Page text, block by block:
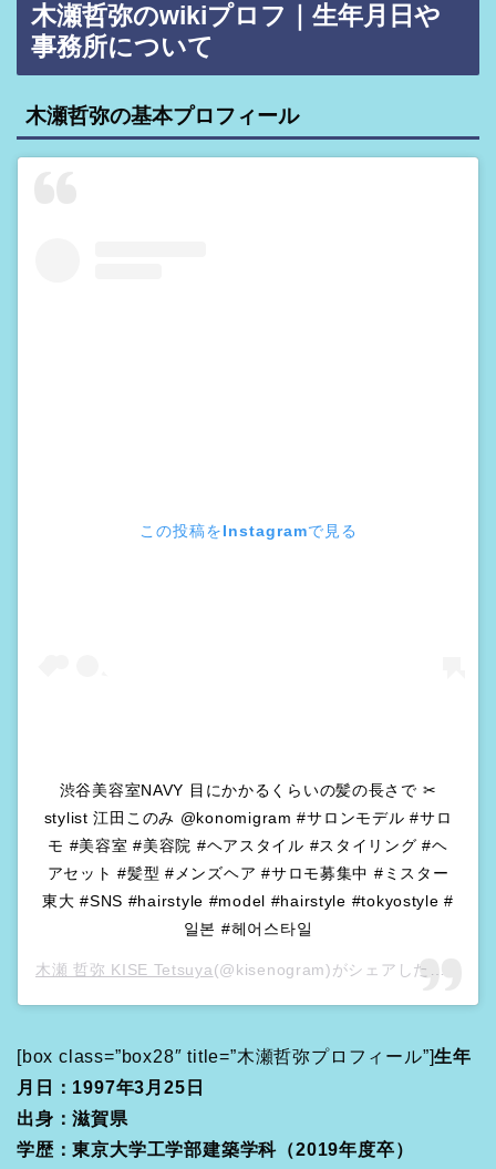
木瀬哲弥のwikiプロフ｜生年月日や
事務所について
木瀬哲弥の基本プロフィール
この投稿をInstagramで見る
渋谷美容室NAVY 目にかかるくらいの髪の長さで ✂︎
stylist 江田このみ @konomigram #サロンモデル #サロ
モ #美容室 #美容院 #ヘアスタイル #スタイリング #ヘ
アセット #髪型 #メンズヘア #サロモ募集中 #ミスター
東大 #SNS #hairstyle #model #hairstyle #tokyostyle #
일본 #헤어스타일
木瀬 哲弥 KISE Tetsuya(@kisenogram)がシェアした投稿 –
[box class=”box28″ title=”木瀬哲弥プロフィール”]生年
月日：1997年3月25日
出身：滋賀県
学歴：東京大学工学部建築学科（2019年度卒）